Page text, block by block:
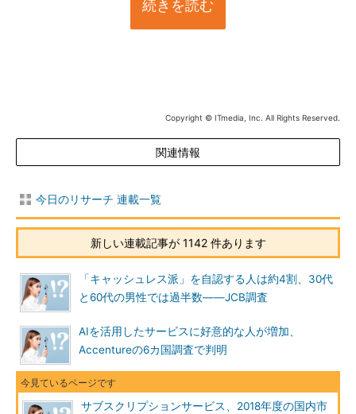
続きを読む
Copyright © ITmedia, Inc. All Rights Reserved.
関連情報
今日のリサーチ 連載一覧
新しい連載記事が 1142 件あります
「キャッシュレス派」を自認する人は約4割、30代
と60代の男性では過半数――JCB調査
AIを活用したサービスに好意的な人が増加、
Accentureの6カ国調査で判明
サブスクリプションサービス、2018年度の国内市